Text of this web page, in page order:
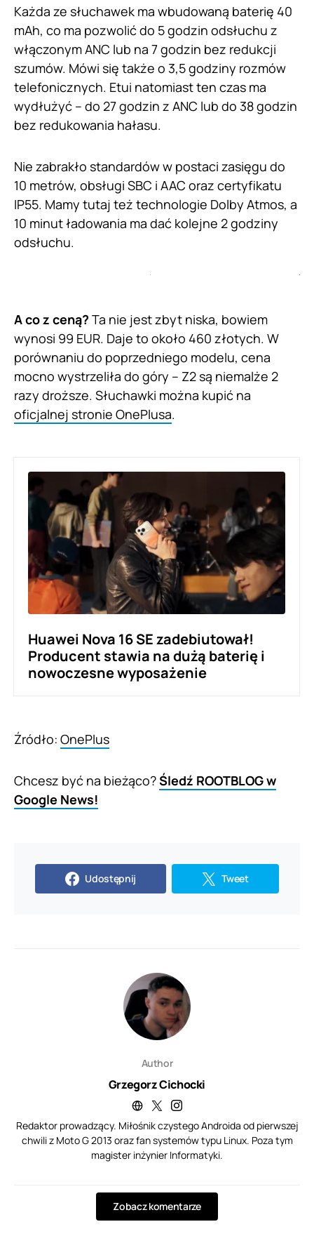
Każda ze słuchawek ma wbudowaną baterię 40
mAh, co ma pozwolić do 5 godzin odsłuchu z
włączonym ANC lub na 7 godzin bez redukcji
szumów. Mówi się także o 3,5 godziny rozmów
telefonicznych. Etui natomiast ten czas ma
wydłużyć – do 27 godzin z ANC lub do 38 godzin
bez redukowania hałasu.
Nie zabrakło standardów w postaci zasięgu do
10 metrów, obsługi SBC i AAC oraz certyfikatu
IP55. Mamy tutaj też technologie Dolby Atmos, a
10 minut ładowania ma dać kolejne 2 godziny
odsłuchu.
A co z ceną? Ta nie jest zbyt niska, bowiem
wynosi 99 EUR. Daje to około 460 złotych. W
porównaniu do poprzedniego modelu, cena
mocno wystrzeliła do góry – Z2 są niemalże 2
razy droższe. Słuchawki można kupić na
oficjalnej stronie OnePlusa.
Huawei Nova 16 SE zadebiutował!
Producent stawia na dużą baterię i
nowoczesne wyposażenie
Źródło: OnePlus
Chcesz być na bieżąco?Śledź ROOTBLOG w
Google News!
Udostępnij Tweet
Author
Grzegorz Cichocki
Redaktor prowadzący. Miłośnik czystego Androida od pierwszej
chwili z Moto G 2013 oraz fan systemów typu Linux. Poza tym
magister inżynier Informatyki.
Zobacz komentarze